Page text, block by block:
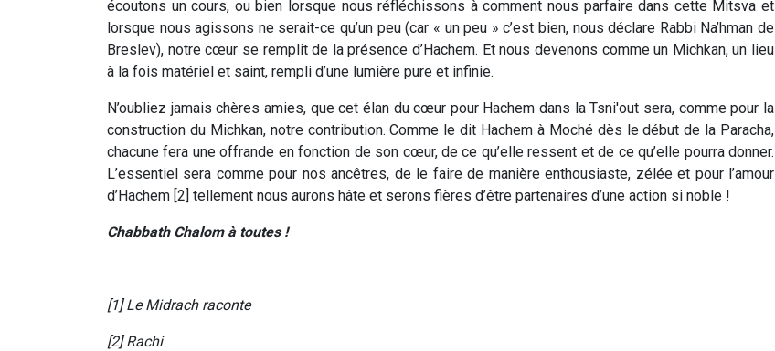
écoutons un cours, ou bien lorsque nous réfléchissons à comment nous parfaire dans cette Mitsva et
lorsque nous agissons ne serait-ce qu’un peu (car « un peu » c’est bien, nous déclare Rabbi Na’hman de
Breslev), notre cœur se remplit de la présence d’Hachem. Et nous devenons comme un Michkan, un lieu
à la fois matériel et saint, rempli d’une lumière pure et infinie.
N’oubliez jamais chères amies, que cet élan du cœur pour Hachem dans la Tsni'out sera, comme pour la
construction du Michkan, notre contribution. Comme le dit Hachem à Moché dès le début de la Paracha,
chacune fera une offrande en fonction de son cœur, de ce qu’elle ressent et de ce qu’elle pourra donner.
L’essentiel sera comme pour nos ancêtres, de le faire de manière enthousiaste, zélée et pour l’amour
d’Hachem [2] tellement nous aurons hâte et serons fières d’être partenaires d’une action si noble !
Chabbath Chalom à toutes !
[1] Le Midrach raconte
[2] Rachi